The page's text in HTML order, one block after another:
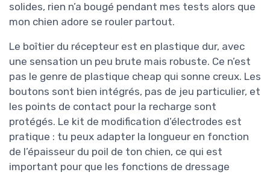
solides, rien n’a bougé pendant mes tests alors que
mon chien adore se rouler partout.
Le boîtier du récepteur est en plastique dur, avec
une sensation un peu brute mais robuste. Ce n’est
pas le genre de plastique cheap qui sonne creux. Les
boutons sont bien intégrés, pas de jeu particulier, et
les points de contact pour la recharge sont
protégés. Le kit de modification d’électrodes est
pratique : tu peux adapter la longueur en fonction
de l’épaisseur du poil de ton chien, ce qui est
important pour que les fonctions de dressage